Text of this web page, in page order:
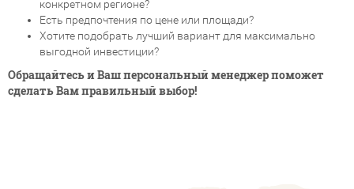
конкретном регионе?
Есть предпочтения по цене или площади?
Хотите подобрать лучший вариант для максимально
выгодной инвестиции?
Обращайтесь и Ваш персональный менеджер поможет
сделать Вам правильный выбор!